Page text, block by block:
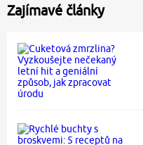
Zajímavé články